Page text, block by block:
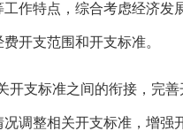
工作特点，综合考虑经济发
开支范围和开支标准。
开支标准之间的衔接，完
况调整相关开支标准，增强